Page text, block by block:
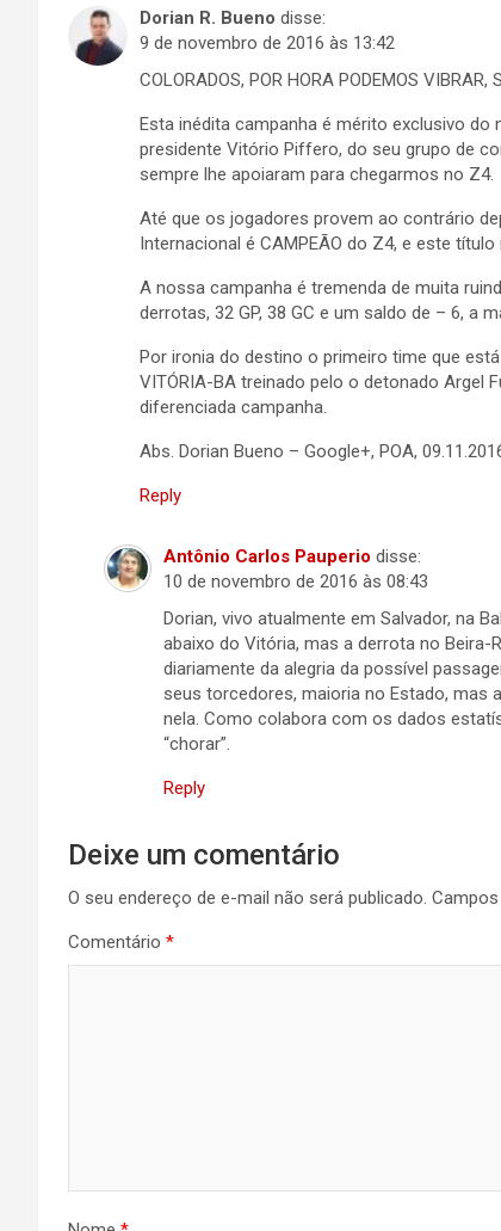
Dorian R. Bueno disse:
9 de novembro de 2016 às 13:42
COLORADOS, POR HORA PODEMOS VIBRAR,
Esta inédita campanha é mérito exclusivo
presidente Vitório Piffero, do seu grupo de
sempre lhe apoiaram para chegarmos no Z4.
Até que os jogadores provem ao contrário
Internacional é CAMPEÃO do Z4, e este
A nossa campanha é tremenda de muita
derrotas, 32 GP, 38 GC e um saldo de – 6, a
Por ironia do destino o primeiro time que
VITÓRIA-BA treinado pelo o detonado Argel
diferenciada campanha.
Abs. Dorian Bueno – Google+, POA,
Reply
Antônio Carlos Pauperio disse:
10 de novembro de 2016 às 08:43
Dorian, vivo atualmente em Salvador, na
abaixo do Vitória, mas a derrota no
diariamente da alegria da possível
seus torcedores, maioria no Estado,
nela. Como colabora com os dados
“chorar”.
Reply
Deixe um comentário
O seu endereço de e-mail não será publicado.
Comentário *